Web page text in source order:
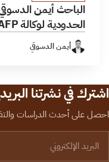
الباحث أيمن
الحدودية لوكالة AFP
أيمن الدسوقي
اشترك في نشرتنا
احصل على أحدث الدراسات